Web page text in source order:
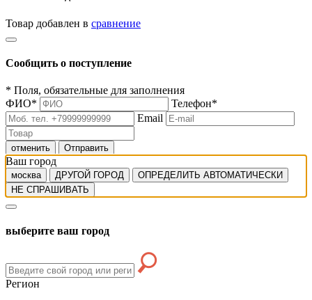
Товар добавлен в сравнение
Сообщить о поступление
* Поля, обязательные для заполнения
ФИО* Телефон*
Email
отменить Отправить
Ваш город
москва ДРУГОЙ ГОРОД
ОПРЕДЕЛИТЬ АВТОМАТИЧЕСКИ
НЕ СПРАШИВАТЬ
выберите ваш город
Регион